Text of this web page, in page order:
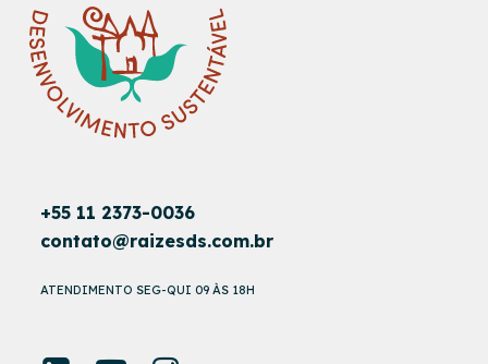
+55 11 2373-0036
contato@raizesds.com.br
ATENDIMENTO SEG-QUI 09 ÀS 18H